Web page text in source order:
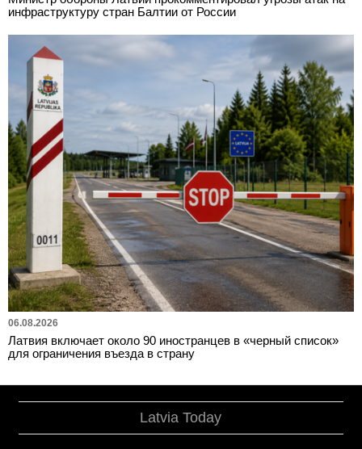
инфраструктуру стран Балтии от России
06.08.2026
Латвия включает около 90 иностранцев в «черный список»
для ограничения въезда в страну
Latvia Today